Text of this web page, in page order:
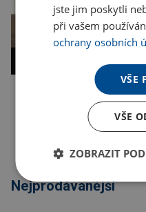
Kopírovat odkaz
Nejprodávanější
jste jim poskytli
při vašem
ochrany osobních
VŠE
VŠE
ZOBRAZIT